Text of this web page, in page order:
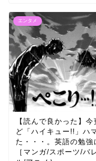
エンタメ
【読んで良かった】今
ど「ハイキュー!!」ハ
た・・・。英語の勉強
［マンガ/スポーツ/バ